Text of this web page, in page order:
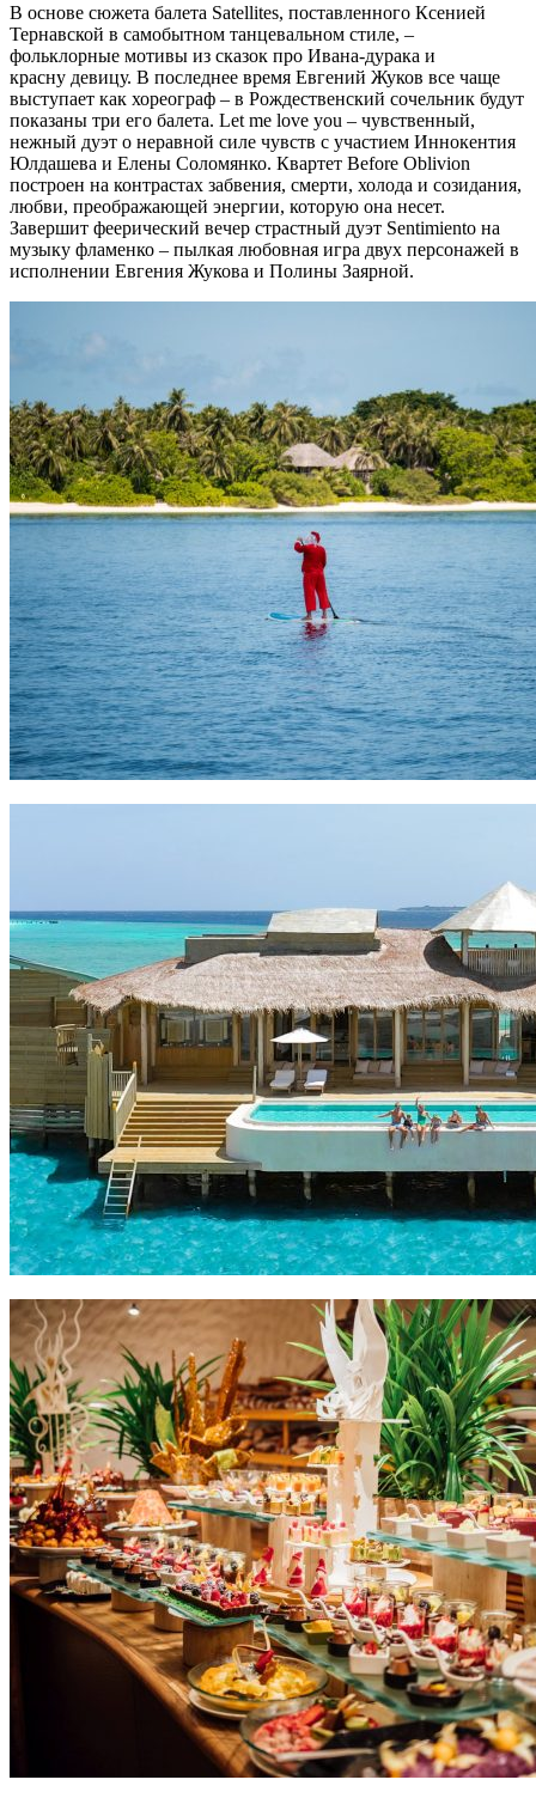
В основе сюжета балета Satellites, поставленного Ксенией
Тернавской в самобытном танцевальном стиле, –
фольклорные мотивы из сказок про Ивана-дурака и
красну девицу. В последнее время Евгений Жуков все чаще
выступает как хореограф – в Рождественский сочельник будут
показаны три его балета. Let me love you – чувственный,
нежный дуэт о неравной силе чувств с участием Иннокентия
Юлдашева и Елены Соломянко. Квартет Before Oblivion
построен на контрастах забвения, смерти, холода и созидания,
любви, преображающей энергии, которую она несет.
Завершит феерический вечер страстный дуэт Sentimiento на
музыку фламенко – пылкая любовная игра двух персонажей в
исполнении Евгения Жукова и Полины Заярной.